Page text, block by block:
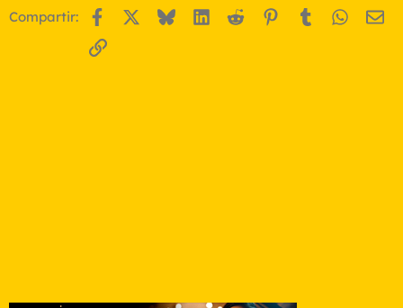
Compartir: Facebook BlueskyLinkedIn
Reddit Pinterest
Tumblr
Enlace